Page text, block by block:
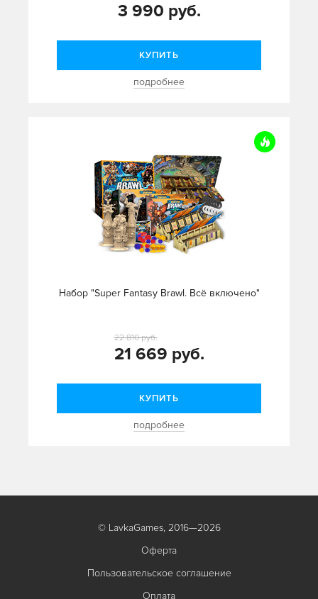
3 990 руб.
КУПИТЬ
подробнее
Набор "Super Fantasy Brawl. Всё включено"
21 669 руб.
22 810 руб.
КУПИТЬ
подробнее
© LavkaGames, 2016—2026
Оферта
Пользовательское соглашение
Оплата